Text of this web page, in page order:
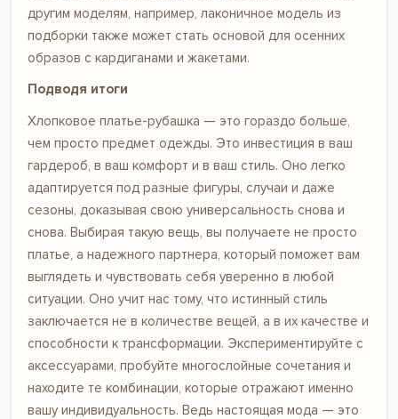
другим моделям, например, лаконичное модель из
подборки также может стать основой для осенних
образов с кардиганами и жакетами.
Подводя итоги
Хлопковое платье-рубашка — это гораздо больше,
чем просто предмет одежды. Это инвестиция в ваш
гардероб, в ваш комфорт и в ваш стиль. Оно легко
адаптируется под разные фигуры, случаи и даже
сезоны, доказывая свою универсальность снова и
снова. Выбирая такую вещь, вы получаете не просто
платье, а надежного партнера, который поможет вам
выглядеть и чувствовать себя уверенно в любой
ситуации. Оно учит нас тому, что истинный стиль
заключается не в количестве вещей, а в их качестве и
способности к трансформации. Экспериментируйте с
аксессуарами, пробуйте многослойные сочетания и
находите те комбинации, которые отражают именно
вашу индивидуальность. Ведь настоящая мода — это